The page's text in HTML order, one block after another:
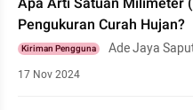
Pengukuran Curah Hujan?
Kiriman Pengguna Ade Jaya
17 Nov 2024